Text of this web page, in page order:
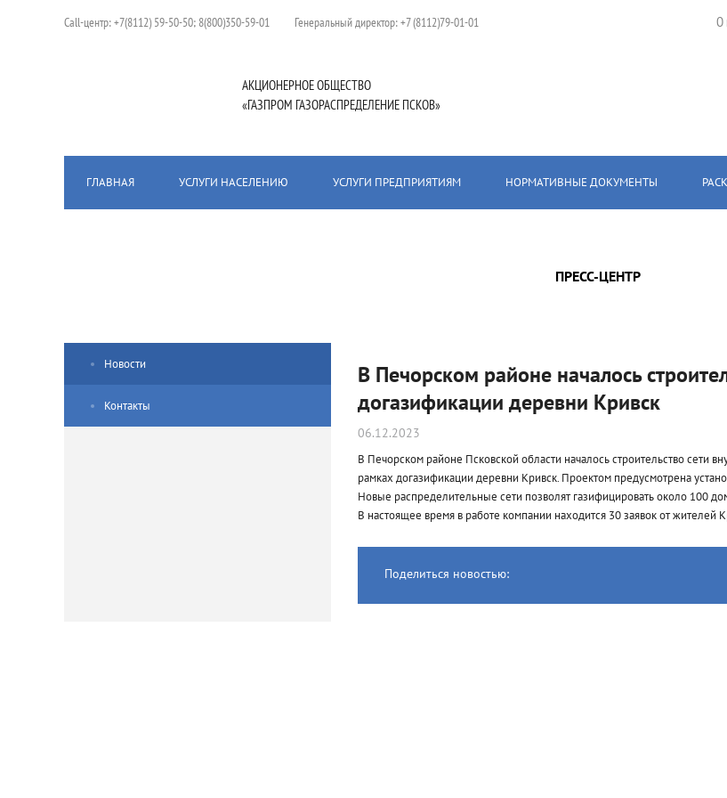
Сall-центр:+7(8112) 59-50-50; 8(800)350-59-01 Генеральный директор:+7 (8112)79-01-01 О
АКЦИОНЕРНОЕ ОБЩЕСТВО
«ГАЗПРОМ ГАЗОРАСПРЕДЕЛЕНИЕ ПСКОВ»
ГЛАВНАЯ УСЛУГИ НАСЕЛЕНИЮ УСЛУГИ ПРЕДПРИЯТИЯМ НОРМАТИВНЫЕ ДОКУМЕНТЫ
ПРЕСС-ЦЕНТР
Новости
Контакты
В Печорском районе началось
догазификации деревни Кривск
06.12.2023
В Печорском районе Псковской области началось строительство сети
рамках догазификации деревни Кривск. Проектом предусмотрена
Новые распределительные сети позволят газифицировать около 100
В настоящее время в работе компании находится 30 заявок от жителей
Поделиться новостью: